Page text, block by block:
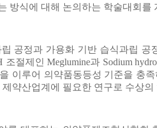
방식에 대해 논의하는 학술대회를
공정과 가용화 기반 습식과립 공
절제인 Meglumine과 Sodium
이루어 의약품동등성 기준을 충
약산업계에 필요한 연구로 수상의